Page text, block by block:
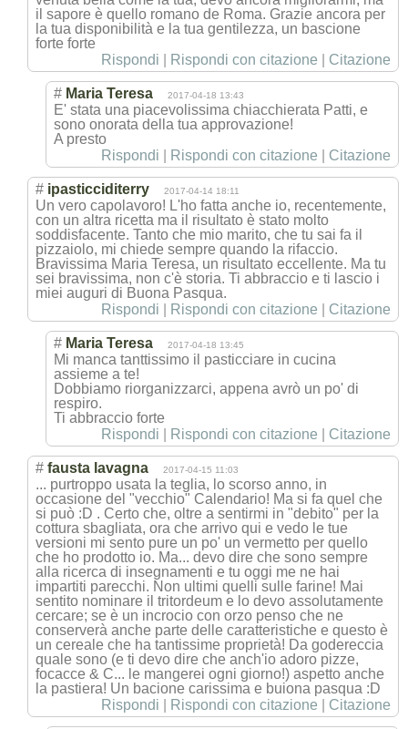
il sapore è quello romano de Roma. Grazie ancora per
la tua disponibilità e la tua gentilezza, un bascione
forte forte
Rispondi
Rispondi con citazione Citazione
# Maria Teresa 2017-04-18 13:43
E' stata una piacevolissima chiacchierata Patti, e
sono onorata della tua approvazione!
A presto
Rispondi
Rispondi con citazione Citazione
# ipasticciditerry 2017-04-14 18:11
Un vero capolavoro! L'ho fatta anche io, recentemente,
con un altra ricetta ma il risultato è stato molto
soddisfacente. Tanto che mio marito, che tu sai fa il
pizzaiolo, mi chiede sempre quando la rifaccio.
Bravissima Maria Teresa, un risultato eccellente. Ma tu
sei bravissima, non c'è storia. Ti abbraccio e ti lascio i
miei auguri di Buona Pasqua.
Rispondi
Rispondi con citazione Citazione
# Maria Teresa 2017-04-18 13:45
Mi manca tanttissimo il pasticciare in cucina
assieme a te!
Dobbiamo riorganizzarci, appena avrò un po' di
respiro.
Ti abbraccio forte
Rispondi
Rispondi con citazione Citazione
# fausta lavagna 2017-04-15 11:03
... purtroppo usata la teglia, lo scorso anno, in
occasione del "vecchio" Calendario! Ma si fa quel che
si può :D . Certo che, oltre a sentirmi in "debito" per la
cottura sbagliata, ora che arrivo qui e vedo le tue
versioni mi sento pure un po' un vermetto per quello
che ho prodotto io. Ma... devo dire che sono sempre
alla ricerca di insegnamenti e tu oggi me ne hai
impartiti parecchi. Non ultimi quelli sulle farine! Mai
sentito nominare il tritordeum e lo devo assolutamente
cercare; se è un incrocio con orzo penso che ne
conserverà anche parte delle caratteristiche e questo è
un cereale che ha tantissime proprietà! Da godereccia
quale sono (e ti devo dire che anch'io adoro pizze,
focacce & C... le mangerei ogni giorno!) aspetto anche
la pastiera! Un bacione carissima e buiona pasqua :D
Rispondi
Rispondi con citazione Citazione